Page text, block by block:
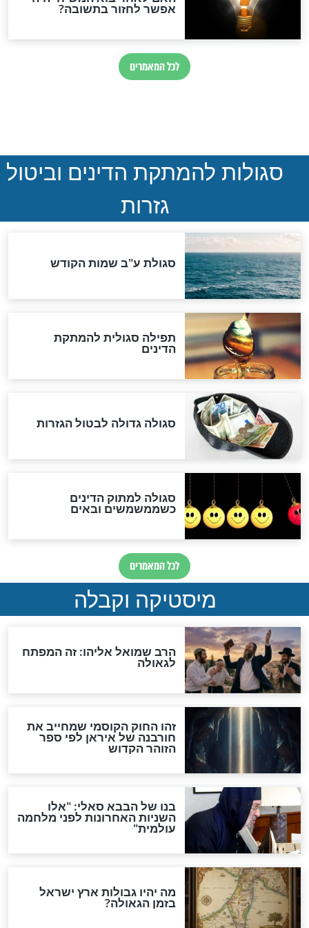
ההסכם החשאי של טראמפ
ואיראן: בלי שקיפות ועם הרבה
המסמך האבוד שנחשף
במרתפי מוסקבה: כתב היד
הנדיר של הרשב"ם התגלה
"מודה לקב"ה על כל השנים"
לכל המאמרים
אחרית הימים
האם אפשר לחשב את הקץ?
מה יהיה בימות המשיח?
"לפני הגאולה תהיה אפיקורסות
והכחשה גדולה מאוד של
האמונה"
האם לאחר בוא המשיח יהיה
אפשר לחזור בתשובה?
לכל המאמרים